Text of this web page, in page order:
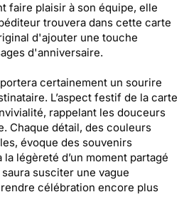
faire plaisir à son équipe, elle
trouvera dans cette carte
d'ajouter une touche
d'anniversaire.
certainement un sourire
L’aspect festif de la carte
rappelant les douceurs
Chaque détail, des couleurs
évoque des souvenirs
légèreté d’un moment partagé
susciter une vague
célébration encore plus